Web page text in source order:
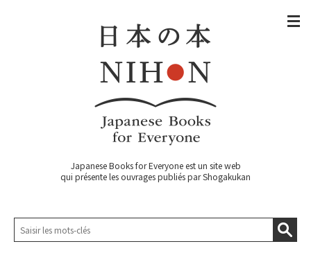
Japanese Books for Everyone est un site web
qui présente les ouvrages publiés par Shogakukan